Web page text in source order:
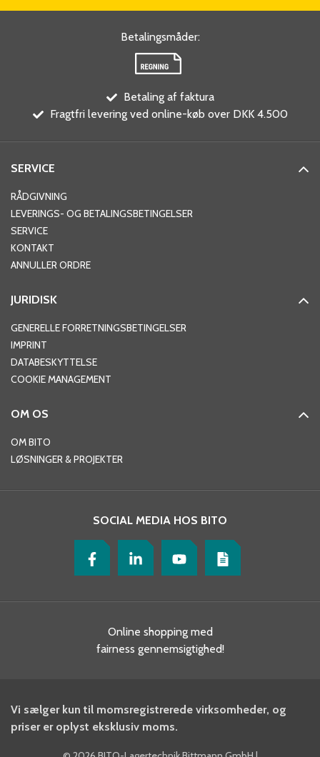
Betalingsmåder:
Betaling af faktura
Fragtfri levering ved online-køb over DKK 4.500
SERVICE
RÅDGIVNING
LEVERINGS- OG BETALINGSBETINGELSER
SERVICE
KONTAKT
ANNULLER ORDRE
JURIDISK
GENERELLE FORRETNINGSBETINGELSER
IMPRINT
DATABESKYTTELSE
COOKIE MANAGEMENT
OM OS
OM BITO
LØSNINGER & PROJEKTER
SOCIAL MEDIA HOS BITO
Online shopping med
fairness gennemsigtighed!
Vi sælger kun til momsregistrerede virksomheder, og
priser er oplyst eksklusiv moms.